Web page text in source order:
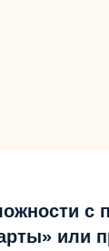
с
или